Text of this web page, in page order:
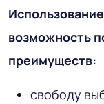
возможность
преимуществ:
свободу